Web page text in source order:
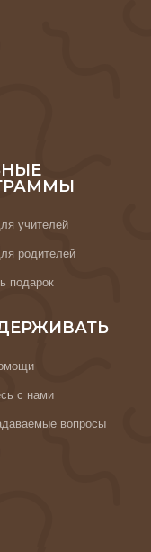
учителей
родителей
подарок
с нами
вопросы